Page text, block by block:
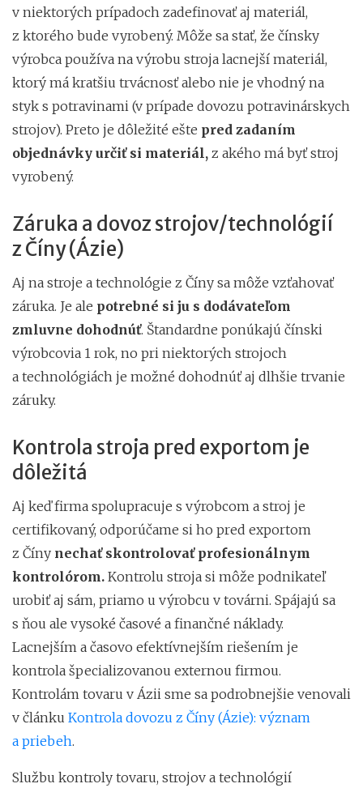
v niektorých prípadoch zadefinovať aj materiál,
z ktorého bude vyrobený. Môže sa stať, že čínsky
výrobca používa na výrobu stroja lacnejší materiál,
ktorý má kratšiu trvácnosť alebo nie je vhodný na
styk s potravinami (v prípade dovozu potravinárskych
strojov). Preto je dôležité ešte pred zadaním
objednávky určiť si materiál, z akého má byť stroj
vyrobený.
Záruka a dovoz strojov/technológií
z Číny (Ázie)
Aj na stroje a technológie z Číny sa môže vzťahovať
záruka. Je ale potrebné si ju s dodávateľom
zmluvne dohodnúť. Štandardne ponúkajú čínski
výrobcovia 1 rok, no pri niektorých strojoch
a technológiách je možné dohodnúť aj dlhšie trvanie
záruky.
Kontrola stroja pred exportom je
dôležitá
Aj keď firma spolupracuje s výrobcom a stroj je
certifikovaný, odporúčame si ho pred exportom
z Číny nechať skontrolovať profesionálnym
kontrolórom. Kontrolu stroja si môže podnikateľ
urobiť aj sám, priamo u výrobcu v továrni. Spájajú sa
s ňou ale vysoké časové a finančné náklady.
Lacnejším a časovo efektívnejším riešením je
kontrola špecializovanou externou firmou.
Kontrolám tovaru v Ázii sme sa podrobnejšie venovali
v článku Kontrola dovozu z Číny (Ázie): význam
a priebeh.
Službu kontroly tovaru, strojov a technológií